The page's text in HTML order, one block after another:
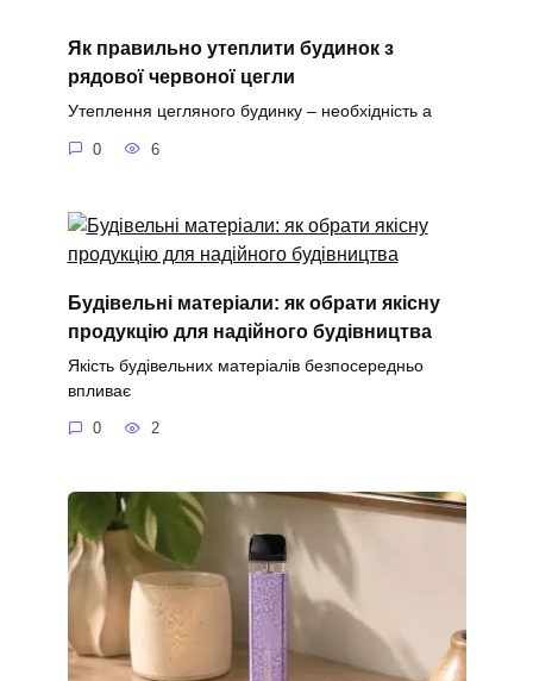
Як правильно утеплити будинок з
рядової червоної цегли
Утеплення цегляного будинку – необхідність а
0 6
Будівельні матеріали: як обрати якісну
продукцію для надійного будівництва
Якість будівельних матеріалів безпосередньо
впливає
0 2